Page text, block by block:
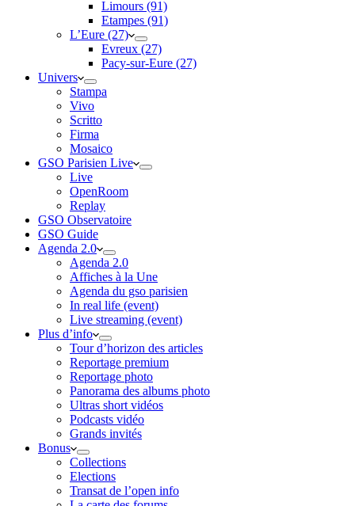
Limours (91)
Etampes (91)
L’Eure (27)
Evreux (27)
Pacy-sur-Eure (27)
Univers
Stampa
Vivo
Scritto
Firma
Mosaico
GSO Parisien Live
Live
OpenRoom
Replay
GSO Observatoire
GSO Guide
Agenda 2.0
Agenda 2.0
Affiches à la Une
Agenda du gso parisien
In real life (event)
Live streaming (event)
Plus d’info
Tour d’horizon des articles
Reportage premium
Reportage photo
Panorama des albums photo
Ultras short vidéos
Podcasts vidéo
Grands invités
Bonus
Collections
Elections
Transat de l’open info